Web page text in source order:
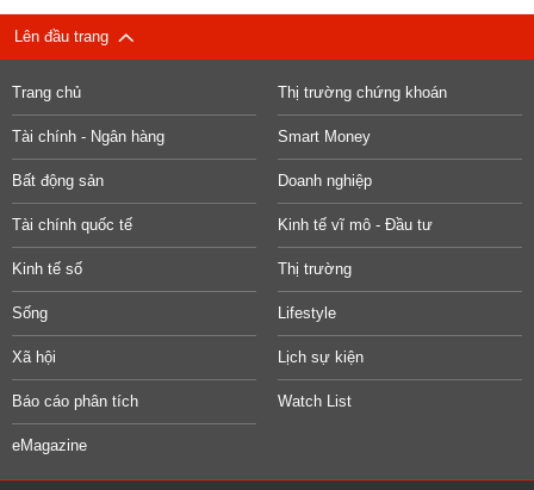
Lên đầu trang
Trang chủ Thị trường chứng khoán
Tài chính - Ngân hàng Smart Money
Bất động sản Doanh nghiệp
Tài chính quốc tế Kinh tế vĩ mô - Đầu tư
Kinh tế số Thị trường
Sống Lifestyle
Xã hội Lịch sự kiện
Báo cáo phân tích Watch List
eMagazine